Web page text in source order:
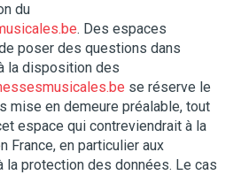
du
. Des espaces
poser des questions dans
la disposition des
se réserve le
mise en demeure préalable, tout
espace qui contreviendrait à la
France, en particulier aux
protection des données. Le cas